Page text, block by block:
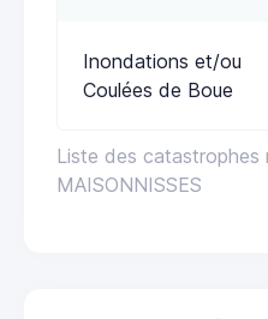
Liste des catastrophes
MAISONNISSES
Inondations et/ou
Coulées de Boue